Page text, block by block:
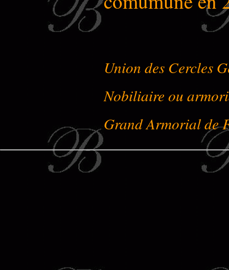
Union des Cercles
Nobiliaire ou
Grand Armorial de